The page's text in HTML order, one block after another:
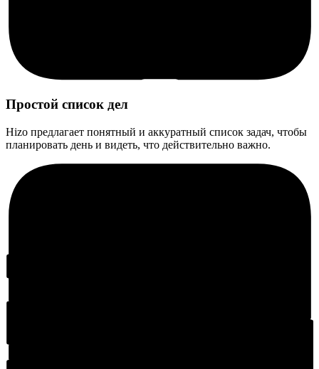
Простой список дел
Hizo предлагает понятный и аккуратный список задач, чтобы
планировать день и видеть, что действительно важно.